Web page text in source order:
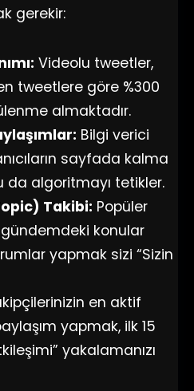
gerekir:
Videolu tweetler,
tweetlere göre %300
almaktadır.
Bilgi verici
sayfada kalma
da algoritmayı tetikler.
Takibi: Popüler
konular
yapmak sizi “Sizin
en aktif
yapmak, ilk 15
yakalamanızı